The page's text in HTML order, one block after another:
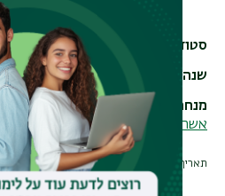
סטודנט/ית
עפר טהורי
שנה 2012
מנחה
אשר כהן
תאריך עדכון אחרון : 04/12/2018